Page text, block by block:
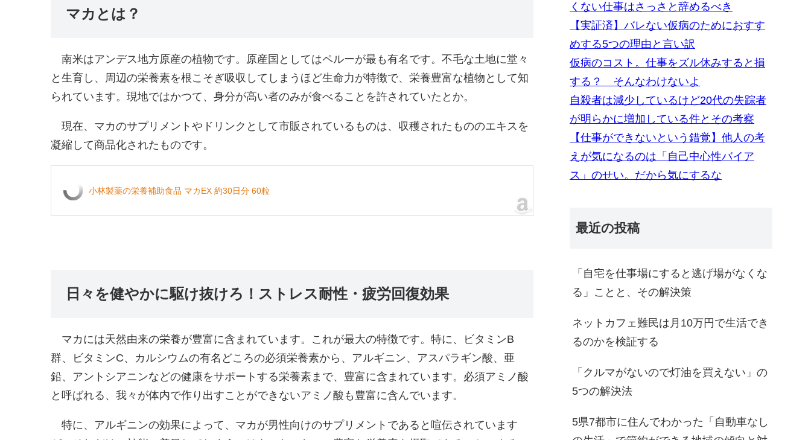
マカとは？
南米はアンデス地方原産の植物です。原産国としてはペルーが最も有名です。不毛な土地に堂々
と生育し、周辺の栄養素を根こそぎ吸収してしまうほど生命力が特徴で、栄養豊富な植物として知
られています。現地ではかつて、身分が高い者のみが食べることを許されていたとか。
現在、マカのサプリメントやドリンクとして市販されているものは、収穫されたもののエキスを
凝縮して商品化されたものです。
小林製薬の栄養補助食品 マカEX 約30日分 60粒
日々を健やかに駆け抜けろ！ストレス耐性・疲労回復効果
マカには天然由来の栄養が豊富に含まれています。これが最大の特徴です。特に、ビタミンB
群、ビタミンC、カルシウムの有名どころの必須栄養素から、アルギニン、アスパラギン酸、亜
鉛、アントシアニンなどの健康をサポートする栄養素まで、豊富に含まれています。必須アミノ酸
と呼ばれる、我々が体内で作り出すことができないアミノ酸も豊富に含んでいます。
特に、アルギニンの効果によって、マカが男性向けのサプリメントであると喧伝されています
くない仕事はさっさと辞めるべき
【実証済】バレない仮病のためにおすす
めする5つの理由と言い訳
仮病のコスト。仕事をズル休みすると損
する？ そんなわけないよ
自殺者は減少しているけど20代の失踪者
が明らかに増加している件とその考察
【仕事ができないという錯覚】他人の考
えが気になるのは「自己中心性バイア
ス」のせい。だから気にするな
最近の投稿
「自宅を仕事場にすると逃げ場がなくな
る」ことと、その解決策
ネットカフェ難民は月10万円で生活でき
るのかを検証する
「クルマがないので灯油を買えない」の
5つの解決法
5県7都市に住んでわかった「自動車なし